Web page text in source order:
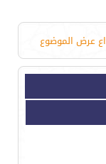
عرض الموضوع